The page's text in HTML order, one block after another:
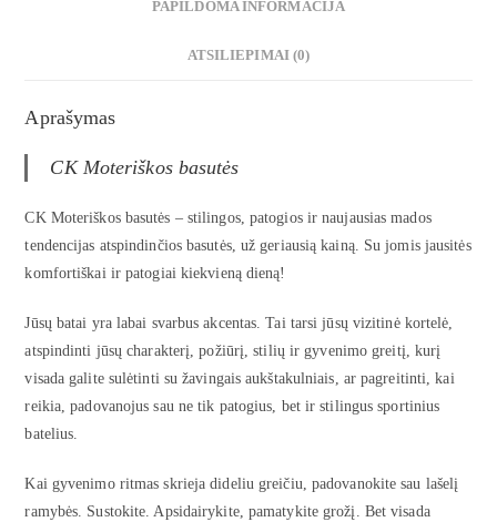
PAPILDOMA INFORMACIJA
ATSILIEPIMAI (0)
Aprašymas
CK Moteriškos basutės
CK Moteriškos basutės – stilingos, patogios ir naujausias mados
tendencijas atspindinčios basutės, už geriausią kainą. Su jomis jausitės
komfortiškai ir patogiai kiekvieną dieną!
Jūsų batai yra labai svarbus akcentas. Tai tarsi jūsų vizitinė kortelė,
atspindinti jūsų charakterį, požiūrį, stilių ir gyvenimo greitį, kurį
visada galite sulėtinti su žavingais aukštakulniais, ar pagreitinti, kai
reikia, padovanojus sau ne tik patogius, bet ir stilingus sportinius
batelius.
Kai gyvenimo ritmas skrieja dideliu greičiu, padovanokite sau lašelį
ramybės. Sustokite. Apsidairykite, pamatykite grožį. Bet visada